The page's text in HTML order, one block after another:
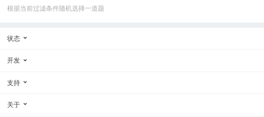
根据当前过滤条件随机选择一道题
状态
开发
支持
关于